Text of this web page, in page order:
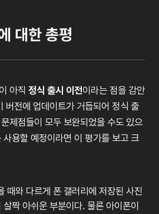
대한 총평
아직 정식 출시 이전이라는 점을 감안
버전에 업데이트가 거듭되어 정식 출
문제점들이 모두 보완되었을 수도 있으
사용할 예정이라면 이 평가를 보고 크
때와 다르게 폰 갤러리에 저장된 사진
살짝 아쉬운 부분이다. 물론 아이폰이